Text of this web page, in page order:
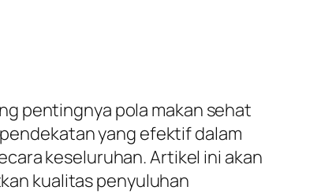
pentingnya pola makan sehat
yang efektif dalam
keseluruhan. Artikel ini akan
kualitas penyuluhan